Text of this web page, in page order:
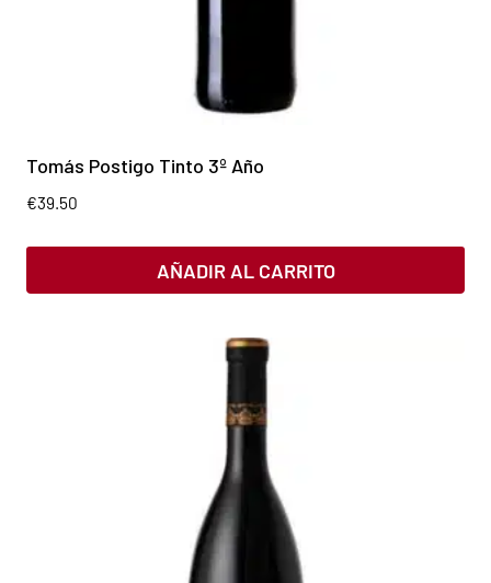
Tomás Postigo Tinto 3º Año
€39.50
AÑADIR AL CARRITO